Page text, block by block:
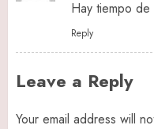
Hay tiempo de
Reply
Leave a Reply
Your email address will